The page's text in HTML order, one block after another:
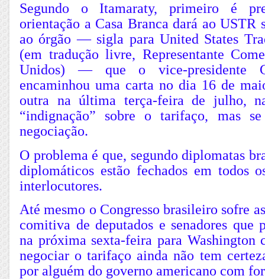
Segundo o Itamaraty, primeiro é
orientação a Casa Branca dará ao USTR
ao órgão — sigla para United States
(em tradução livre, Representante
Unidos) — que o vice-presidente
encaminhou uma carta no dia 16 de
outra na última terça-feira de julho,
“indignação” sobre o tarifaço, mas
negociação.
O problema é que, segundo diplomatas
diplomáticos estão fechados em todos
interlocutores.
Até mesmo o Congresso brasileiro sofre
comitiva de deputados e senadores que
na próxima sexta-feira para Washington
negociar o tarifaço ainda não tem
por alguém do governo americano com